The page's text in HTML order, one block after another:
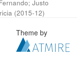
; Justo
(2015-12)
Theme by